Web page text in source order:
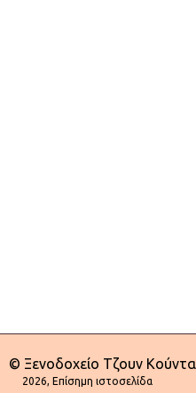
© Ξενοδοχείο Τζουν Κούντα
2026, Επίσημη ιστοσελίδα